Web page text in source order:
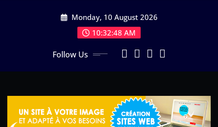
Monday, 10 August 2026
10:32:49 AM
Follow Us